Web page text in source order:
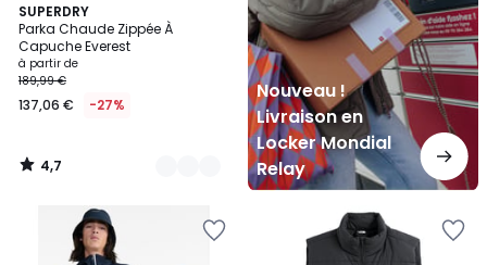
SUPERDRY
Parka Chaude Zippée À
Capuche Everest
à partir de
189,99 €
137,06 € -27%
4,7
/ 5
4
Couleurs
4,7
/
Nouveau !
Livraison en
Locker Mondial
Relay